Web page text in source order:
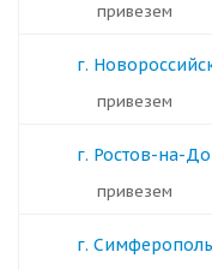
Привезем
г.
Привезем
г. Ростов-на-
Привезем
г.